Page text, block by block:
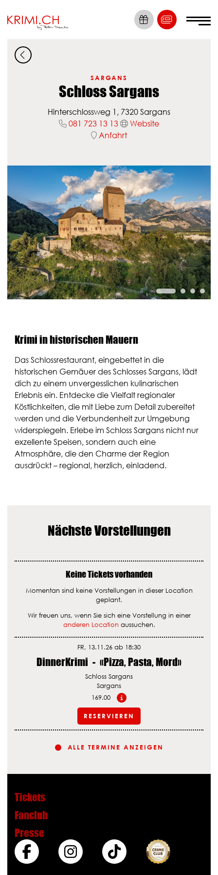
Die Nummer 1
Krimi Erlebnisse
Tickets
Locations
Dein Event
News
Fanclub
Über uns
Presse
Gutschein bestellen
Gutschein einlösen
SARGANS
Schloss Sargans
Hinterschlossweg 1, 7320 Sargans
081 723 13 13
Website
Anfahrt
Krimi in historischen Mauern
Das Schlossrestaurant, eingebettet in die
historischen Gemäuer des Schlosses Sargans, lädt
dich zu einem unvergesslichen kulinarischen
Erlebnis ein. Entdecke die Vielfalt regionaler
Köstlichkeiten, die mit Liebe zum Detail zubereitet
werden und die Verbundenheit zur Umgebung
widerspiegeln. Erlebe im Schloss Sargans nicht nur
exzellente Speisen, sondern auch eine
Atmosphäre, die den Charme der Region
ausdrückt – regional, herzlich, einladend.
Nächste Vorstellungen
Keine Tickets vorhanden
Momentan sind keine Vorstellungen in dieser Location
geplant.
Wir freuen uns, wenn Sie sich eine Vorstellung in einer
anderen Location aussuchen.
FR, 13.11.26 ab 18:30
DinnerKrimi - «Pizza, Pasta, Mord»
Schloss Sargans
Sargans
169.00
RESERVIEREN
ALLE TERMINE ANZEIGEN
Tickets
Fanclub
Presse